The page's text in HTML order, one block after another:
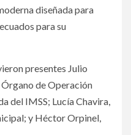
diseñada para
para su
presentes Julio
de Operación
del IMSS; Lucía Chavira,
y Héctor Orpinel,